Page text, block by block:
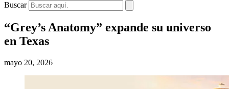
Buscar
“Grey’s Anatomy” expande su universo
en Texas
mayo 20, 2026